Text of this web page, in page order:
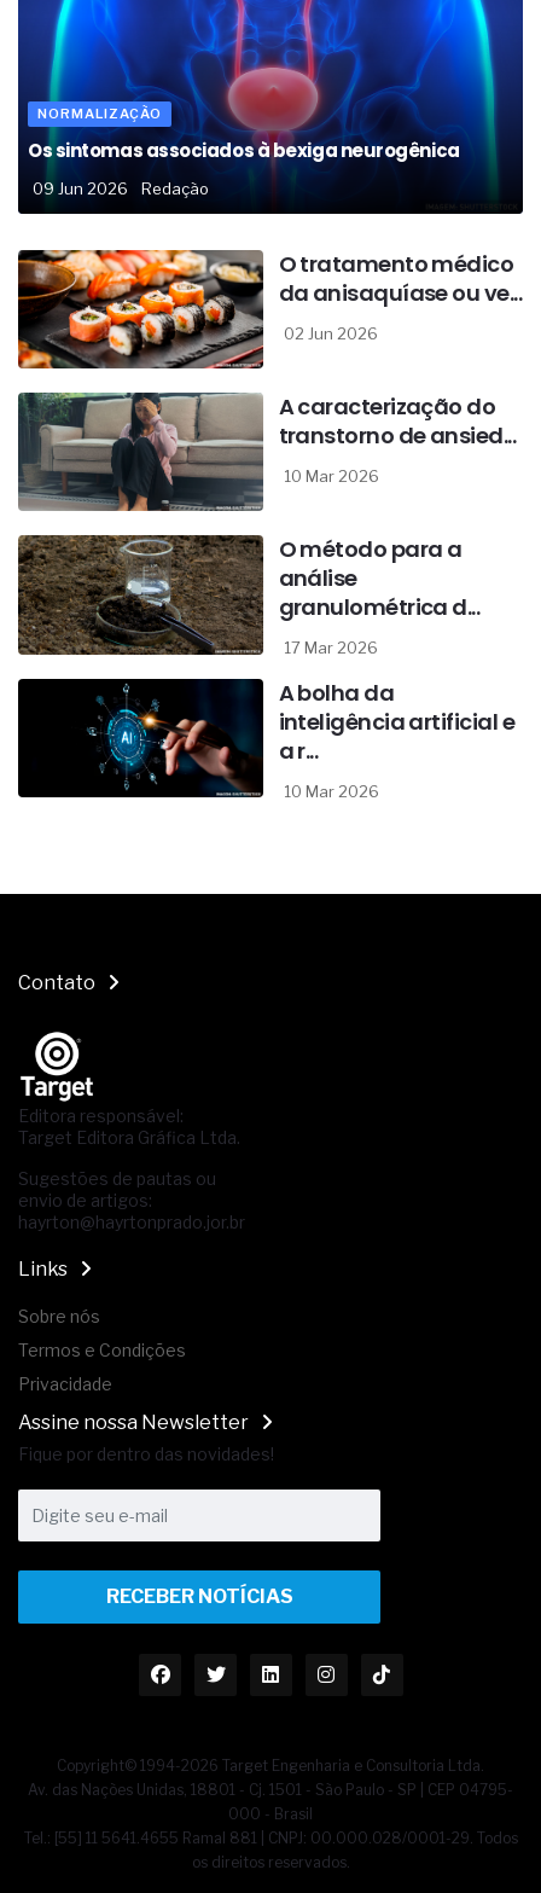
NORMALIZAÇÃO
Os sintomas associados à bexiga neurogênica
09 Jun 2026 Redação
O tratamento médico
da anisaquíase ou ve...
02 Jun 2026
A caracterização do
transtorno de ansied...
10 Mar 2026
O método para a
análise
granulométrica d...
17 Mar 2026
A bolha da
inteligência artificial e
a r...
10 Mar 2026
Contato
Editora responsável:
Target Editora Gráfica Ltda.
Sugestões de pautas ou
envio de artigos:
hayrton@hayrtonprado.jor.br
Links
Sobre nós
Termos e Condições
Privacidade
Assine nossa Newsletter
Fique por dentro das novidades!
RECEBER NOTÍCIAS
Copyright© 1994-2026 Target Engenharia e Consultoria Ltda.
Av. das Nações Unidas, 18801 - Cj. 1501 - São Paulo - SP | CEP 04795-
000 - Brasil
Tel.: [55] 11 5641.4655 Ramal 881 | CNPJ: 00.000.028/0001-29. Todos
os direitos reservados.